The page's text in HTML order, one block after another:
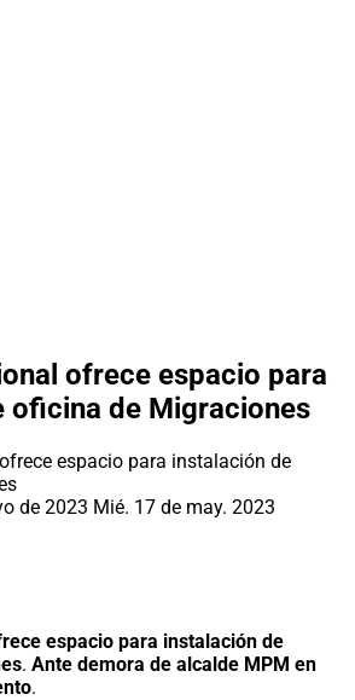
ofrece espacio para
oficina de Migraciones
de 2023 Mié. 17 de may. 2023
espacio para instalación de
. Ante demora de alcalde MPM en
.